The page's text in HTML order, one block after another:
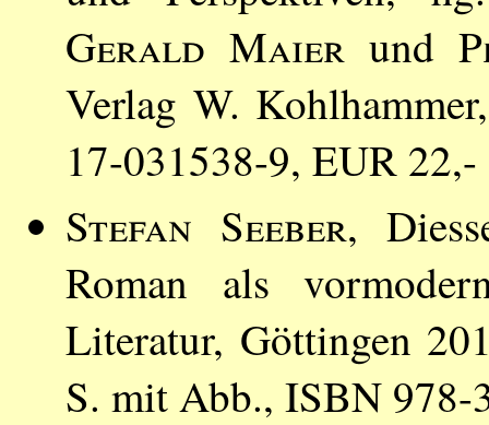
Gerald Maier und
Verlag W.
17-031538-9, EUR 22,-
Stefan Seeber,
Roman als
Literatur, Göttingen
S. mit Abb., ISBN